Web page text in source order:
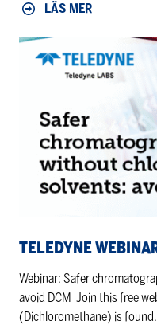
LÄS MER
Teledyne
Webinar
2025
TELEDYNE
Webinar: Safer
avoid DCM Join this free
(Dichloromethane) is